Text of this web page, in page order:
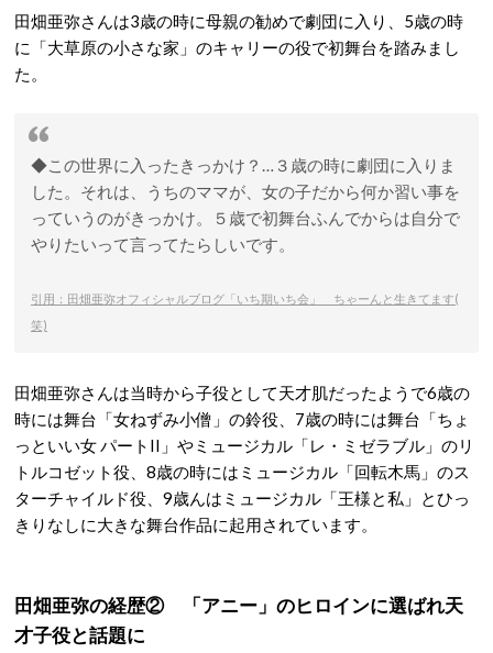
田畑亜弥さんは3歳の時に母親の勧めで劇団に入り、5歳の時
に「大草原の小さな家」のキャリーの役で初舞台を踏みまし
た。
◆この世界に入ったきっかけ？…３歳の時に劇団に入りま
した。それは、うちのママが、女の子だから何か習い事を
っていうのがきっかけ。５歳で初舞台ふんでからは自分で
やりたいって言ってたらしいです。
引用：田畑亜弥オフィシャルブログ「いち期いち会」 ちゃーんと生きてます(
笑)
田畑亜弥さんは当時から子役として天才肌だったようで6歳の
時には舞台「女ねずみ小僧」の鈴役、7歳の時には舞台「ちょ
っといい女 パートII」やミュージカル「レ・ミゼラブル」のリ
トルコゼット役、8歳の時にはミュージカル「回転木馬」のス
ターチャイルド役、9歳んはミュージカル「王様と私」とひっ
きりなしに大きな舞台作品に起用されています。
田畑亜弥の経歴② 「アニー」のヒロインに選ばれ天
才子役と話題に